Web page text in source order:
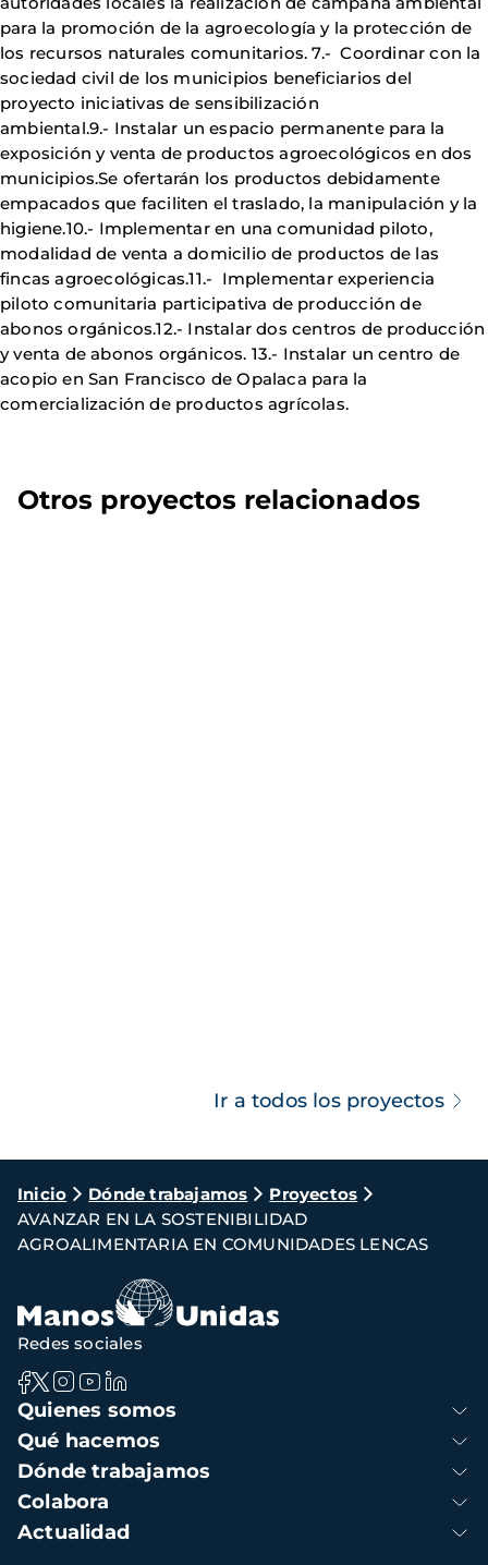
para la promoción de la agroecología y la protección de
los recursos naturales comunitarios. 7.- Coordinar con la
sociedad civil de los municipios beneficiarios del
proyecto iniciativas de sensibilización
ambiental.9.- Instalar un espacio permanente para la
exposición y venta de productos agroecológicos en dos
municipios.Se ofertarán los productos debidamente
empacados que faciliten el traslado, la manipulación y la
higiene.10.- Implementar en una comunidad piloto,
modalidad de venta a domicilio de productos de las
fincas agroecológicas.11.- Implementar experiencia
piloto comunitaria participativa de producción de
abonos orgánicos.12.- Instalar dos centros de producción
y venta de abonos orgánicos. 13.- Instalar un centro de
acopio en San Francisco de Opalaca para la
comercialización de productos agrícolas.
Otros proyectos relacionados
Ir a todos los proyectos
Ruta
de
navegación
Inicio Dónde trabajamos
Proyectos
AVANZAR EN LA SOSTENIBILIDAD
AGROALIMENTARIA EN COMUNIDADES LENCAS
Navegación
principal
Quienes somos
Qué hacemos
Dónde trabajamos
Colabora
Actualidad
Redes sociales